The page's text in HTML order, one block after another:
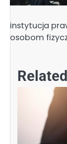
instytucja
osobom